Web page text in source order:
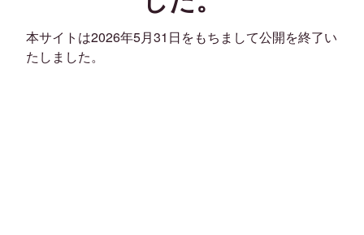
本サイトは2026年5月31日をもちまして公開を終了い
たしました。